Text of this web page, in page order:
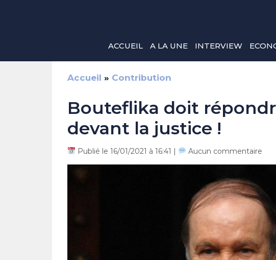
ACCUEIL A LA UNE INTERVIEW
Accueil » Contribution
Bouteflika doit
devant la justice !
Publié le 16/01/2021 à 16:41 | Aucun commentaire